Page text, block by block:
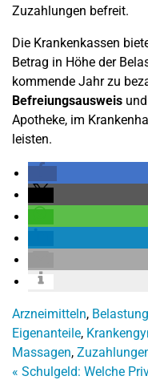
Zuzahlungen befreit.
Die Krankenkassen
Betrag in Höhe der
kommende Jahr zu
Befreiungsausweis
Apotheke, im
leisten.
Arzneimitteln,
Eigenanteile,
Massagen,
« Schulgeld: Welche